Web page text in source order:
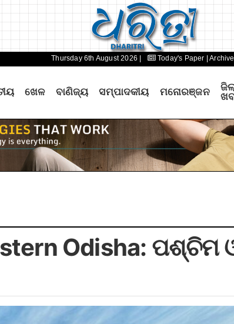
Thursday 6th August 2026 | Today's Paper |
ଖେଳ ବାଣିଜ୍ୟ ସମ୍ପାଦକୀୟ ମନୋରଞ୍ଜନ
Odisha: